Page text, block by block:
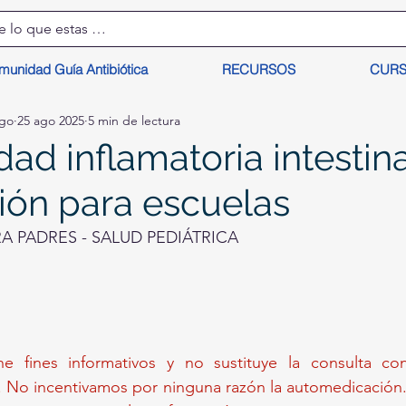
Guía Antibiótica RECURSOS
inflamatoria
para escuelas
25 ago 2025 5 min de lectura
PADRES - SALUD PEDIÁTRICA
fines informativos y no sustituye la consulta
incentivamos por ninguna razón la